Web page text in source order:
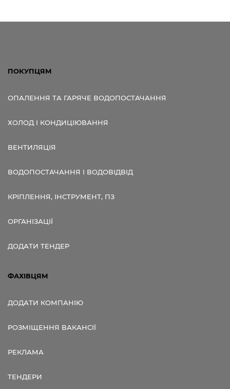
ПОКУПЦЯМ
ОПАЛЕННЯ ТА ГАРЯЧЕ ВОДОПОСТАЧАННЯ
ХОЛОД І КОНДИЦІЮВАННЯ
ВЕНТИЛЯЦІЯ
ВОДОПОСТАЧАННЯ І ВОДОВІДВІД
КРІПЛЕННЯ, ІНСТРУМЕНТ, ПЗ
ОРГАНІЗАЦІЇ
ДОДАТИ ТЕНДЕР
ФАХІВЦЯМ
ДОДАТИ КОМПАНІЮ
РОЗМІЩЕННЯ ВАКАНСІЇ
РЕКЛАМА
ТЕНДЕРИ